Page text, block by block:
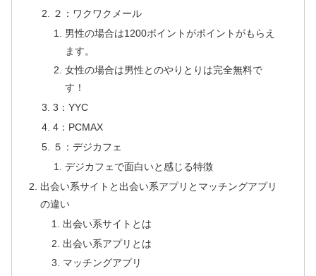
２：ワクワクメール
男性の場合は1200ポイントがポイントがもらえ
ます。
女性の場合は男性とのやりとりは完全無料で
す！
3：YYC
4：PCMAX
５：デジカフェ
デジカフェで面白いと感じる特徴
出会い系サイトと出会い系アプリとマッチングアプリ
の違い
出会い系サイトとは
出会い系アプリとは
マッチングアプリ